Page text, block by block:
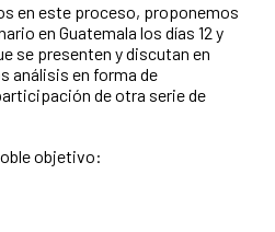
en este proceso, proponemos
en Guatemala los días 12 y
se presenten y discutan en
análisis en forma de
de otra serie de
objetivo: